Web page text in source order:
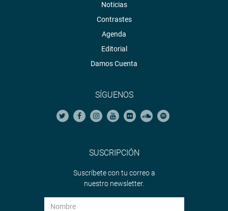
Noticias
Contrastes
Agenda
Editorial
Damos Cuenta
SÍGUENOS
SUSCRIPCIÓN
Suscríbete con tu correo a
nuestro newsletter.